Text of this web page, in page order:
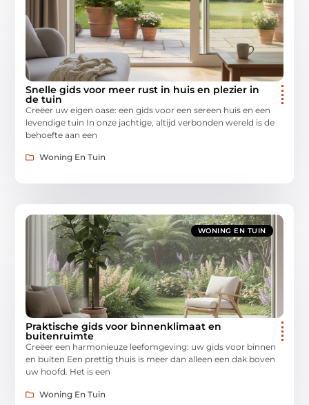
Snelle gids voor meer rust in huis en plezier in
de tuin
Creëer uw eigen oase: een gids voor een sereen huis en een
levendige tuin In onze jachtige, altijd verbonden wereld is de
behoefte aan een
Woning En Tuin
WONING EN TUIN
Praktische gids voor binnenklimaat en
buitenruimte
Creëer een harmonieuze leefomgeving: uw gids voor binnen
en buiten Een prettig thuis is meer dan alleen een dak boven
uw hoofd. Het is een
Woning En Tuin